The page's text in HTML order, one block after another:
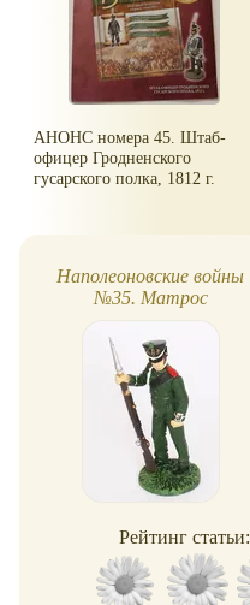
АНОНС номера 45. Штаб-
офицер Гродненского
гусарского полка, 1812 г.
Наполеоновские войны
№35. Матрос
Рейтинг статьи: